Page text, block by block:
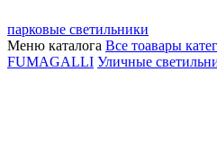
парковые светильники
Меню каталога Все тоавары
FUMAGALLI Уличные